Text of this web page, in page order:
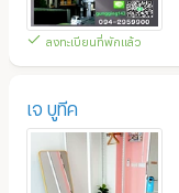
ลงทะเบียนที่พักแล้ว
เจ บูทีค